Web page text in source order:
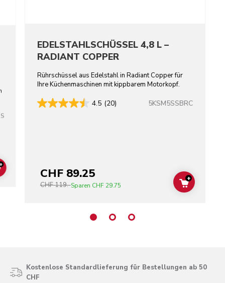
ADD TO CART
EDELSTAHLSCHÜSSEL 4,8 L –
RADIANT COPPER
Rührschüssel aus Edelstahl in Radiant Copper für
Ihre Küchenmaschinen mit kippbarem Motorkopf.
4.5 (20) 5KSM5SSBRC
CHF 89.25
CHF 119.-Sparen CHF 29.75 ADD TO
+
Kostenlose Standardlieferung für Bestellungen ab 50
CHF